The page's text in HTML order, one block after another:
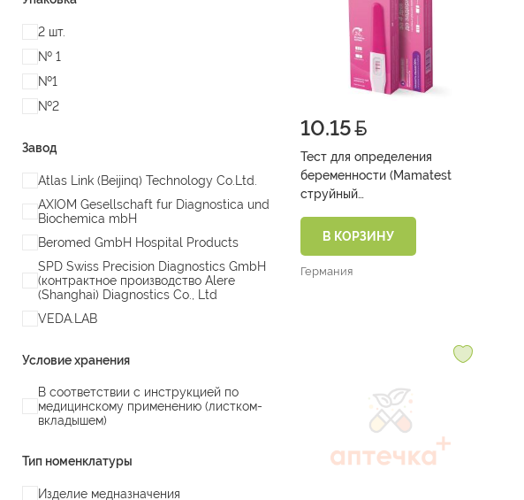
2 шт.
№ 1
№1
№2
Завод
Atlas Link (Beijinq) Technology Co.Ltd.
AXIOM Gesellschaft fur Diagnostica und
Biochemica mbH
Beromed GmbH Hospital Products
SPD Swiss Precision Diagnostics GmbH
(контрактное производство Alere
(Shanghai) Diagnostics Co., Ltd
VEDA.LAB
Условие хранения
В соответствии с инструкцией по
медицинскому применению (листком-
вкладышем)
Тип номенклатуры
Изделие медназначения
10.15
Тест для определения
беременности (Mamatest
струйный
В КОРЗИНУ
Германия